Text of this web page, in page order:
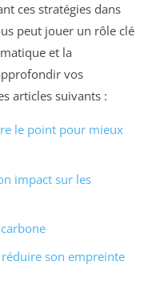
ces stratégies dans
peut jouer un rôle clé
et la
vos
articles suivants :
le point pour mieux
impact sur les
son empreinte